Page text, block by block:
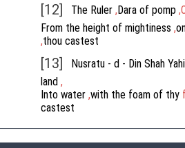
[12] The Ruler ,Dara of pomp ,
From the height of mightiness ,
,thou castest
[13] Nusratu - d - Din Shah
land ,
Into water ,with the foam of thy
castest